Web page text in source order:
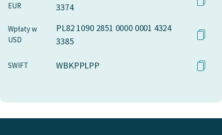
EUR
3374
Wpłaty w
USD
PL82 1090 2851 0000 0001 4324
3385
SWIFT WBKPPLPP